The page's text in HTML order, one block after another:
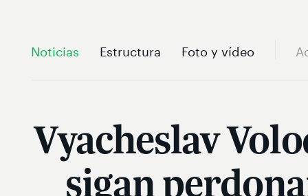
Noticias Estructura Foto y vídeo
Vyacheslav
sigan